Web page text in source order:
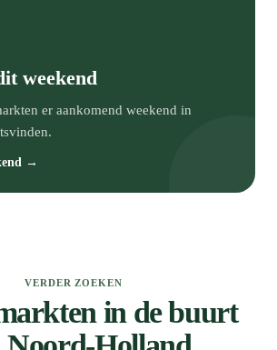
weekend
er aankomend weekend in
→
VERDER ZOEKEN
in de buurt